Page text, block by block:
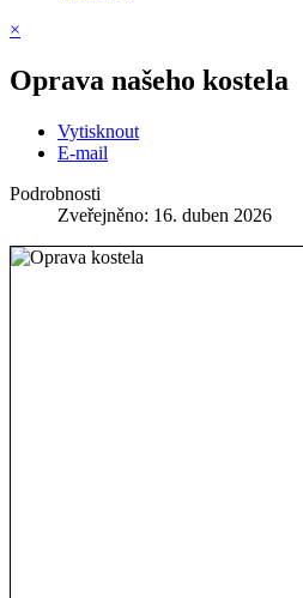
×
Oprava našeho kostela
Vytisknout
E-mail
Podrobnosti
Zveřejněno: 16. duben 2026